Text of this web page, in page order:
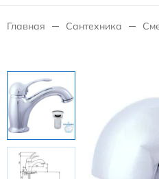
Главная Сантехника